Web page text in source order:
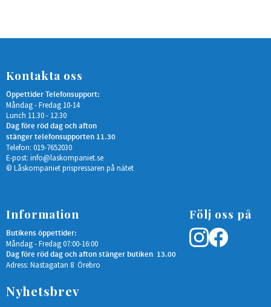
Kontakta oss
Öppettider Telefonsupport:
Måndag - Fredag 10-14
Lunch 11.30 - 12.30
Dag före röd dag och afton
stänger telefonsupporten 11.30
Telefon: 019-7652030
E-post: info@laskompaniet.se
© Låskompaniet prispressaren på nätet
Information
Butikens öppettider:
Måndag - Fredag 07:00-16:00
Dag före röd dag och afton stänger butiken 13.00
Adress: Nastagatan 8 Örebro
Följ oss på
Nyhetsbrev